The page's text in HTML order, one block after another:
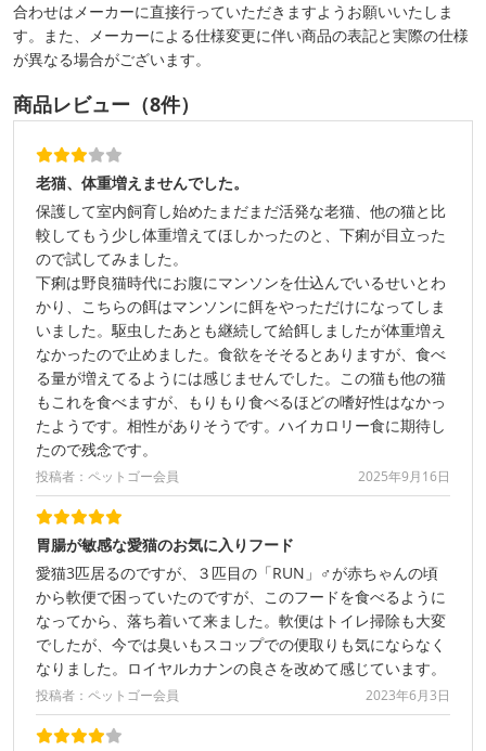
合わせはメーカーに直接行っていただきますようお願いいたしま
す。また、メーカーによる仕様変更に伴い商品の表記と実際の仕様
が異なる場合がございます。
商品レビュー（8件）
老猫、体重増えませんでした。
保護して室内飼育し始めたまだまだ活発な老猫、他の猫と比
較してもう少し体重増えてほしかったのと、下痢が目立った
ので試してみました。
下痢は野良猫時代にお腹にマンソンを仕込んでいるせいとわ
かり、こちらの餌はマンソンに餌をやっただけになってしま
いました。駆虫したあとも継続して給餌しましたが体重増え
なかったので止めました。食欲をそそるとありますが、食べ
る量が増えてるようには感じませんでした。この猫も他の猫
もこれを食べますが、もりもり食べるほどの嗜好性はなかっ
たようです。相性がありそうです。ハイカロリー食に期待し
たので残念です。
投稿者：ペットゴー会員 2025年9月16日
胃腸が敏感な愛猫のお気に入りフード
愛猫3匹居るのですが、３匹目の「RUN」♂が赤ちゃんの頃
から軟便で困っていたのですが、このフードを食べるように
なってから、落ち着いて来ました。軟便はトイレ掃除も大変
でしたが、今では臭いもスコップでの便取りも気にならなく
なりました。ロイヤルカナンの良さを改めて感じています。
投稿者：ペットゴー会員 2023年6月3日